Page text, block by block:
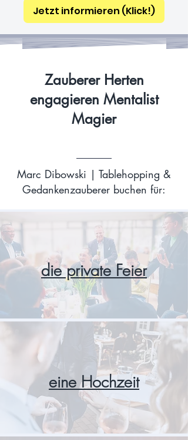
Jetzt informieren (Klick!)
Zauberer Herten
engagieren Mentalist
Magier
Marc Dibowski | Tablehopping &
Gedankenzauberer buchen für:
die private Feier
eine Hochzeit